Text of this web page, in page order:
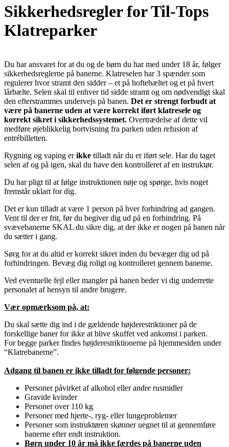
Sikkerhedsregler for Til-Tops
Klatreparker
Du har ansvaret for at du og de børn du har med under 18 år, følger
sikkerhedsreglerne på banerne. Klatreselen har 3 spænder som
regulerer hvor stramt den sidder – et på hoftebæltet og et på hvert
lårbælte. Selen skal til enhver tid sidde stramt og om nødvendigt skal
den efterstrammes undervejs på banen. Det er strengt forbudt at
være på banerne uden at være korrekt iført klatresele og
korrekt sikret i sikkerhedssystemet. Overtrædelse af dette vil
medføre øjeblikkelig bortvisning fra parken uden refusion af
entrébilletten.
Rygning og vaping erikke tilladt når du er iført sele. Har du taget
selen af og på igen, skal du have den kontrolleret af en instruktør.
Du har pligt til at følge instruktionen nøje og spørge, hvis noget
fremstår uklart for dig.
Det er kun tilladt at være 1 person på hver forhindring ad gangen.
Vent til der er frit, før du begiver dig ud på en forhindring. På
svævebanerne SKAL du sikre dig, at der ikke er nogen på banen når
du sætter i gang.
Sørg for at du altid er korrekt sikret inden du bevæger dig ud på
forhindringen. Bevæg dig roligt og kontrolleret gennem banerne.
Ved eventuelle fejl eller mangler på banen beder vi dig underrette
personalet af hensyn til andre brugere.
Vær opmærksom på, at:
Du skal sætte dig ind i de gældende højderestriktioner på de
forskellige baner for ikke at blive skuffet ved ankomst i parken.
For begge parker findes højderestriktionerne på hjemmesiden under
“Klatrebanerne”.
Adgang til banen er ikke tilladt for følgende personer:
Personer påvirket af alkohol eller andre rusmidler
Gravide kvinder
Personer over 110 kg
Personer med hjerte-, ryg- eller lungeproblemer
Personer som instruktøren skønner uegnet til at gennemføre
banerne efter endt instruktion.
Børn under 10 år må ikke færdes på banerne uden